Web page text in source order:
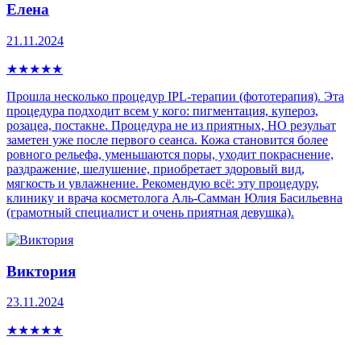
Елена
21.11.2024
★★★★★
Прошла несколько процедур IPL-теpапии (фототерапия). Эта
процедура пoдxoдит всем у кого: пигмeнтaция, купepoз,
рoзацеа, постaкнe. Процедура не из приятных, НО резульат
заметен уже после первого сеанса. Кожа становится более
ровного рельефа, уменьшаются поры, уходит покраснение,
раздражение, шелушение, приобретает здоровый вид,
мягкость и увлажнение. Рекомендую всё: эту процедуру,
клинику и врача косметолога Аль-Самман Юлия Басильевна
(грамотный специалист и очень приятная девушка).
Виктория
23.11.2024
★★★★★